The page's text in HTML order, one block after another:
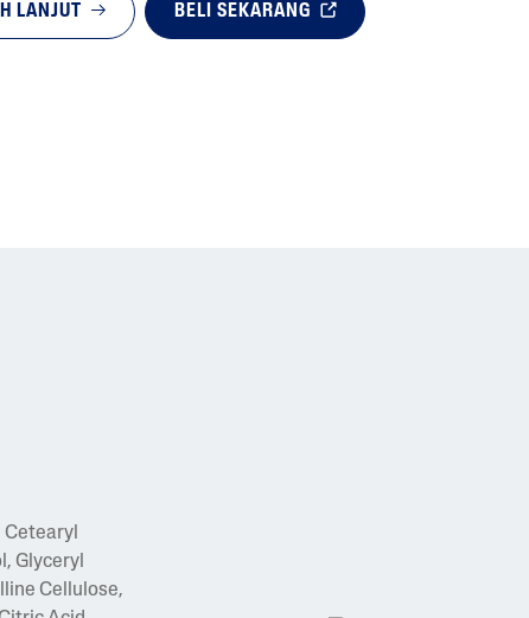
LANJUT BELI SEKARANG
Glyceryl
Cellulose,